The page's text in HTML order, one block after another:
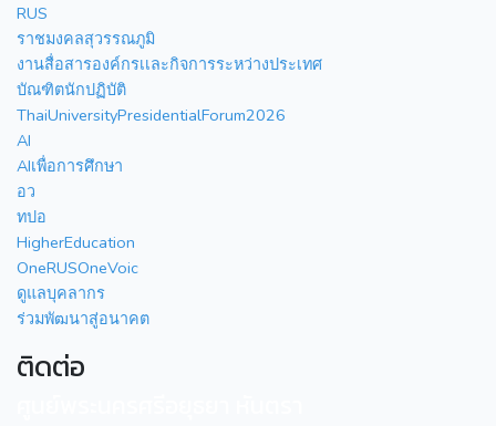
RUS
ราชมงคลสุวรรณภูมิ
งานสื่อสารองค์กรเเละกิจการระหว่างประเทศ
บัณฑิตนักปฏิบัติ
ThaiUniversityPresidentialForum2026
AI
AIเพื่อการศึกษา
อว
ทปอ
HigherEducation
OneRUSOneVoic
ดูแลบุคลากร
ร่วมพัฒนาสู่อนาคต
ติดต่อ